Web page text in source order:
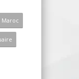
Maroc